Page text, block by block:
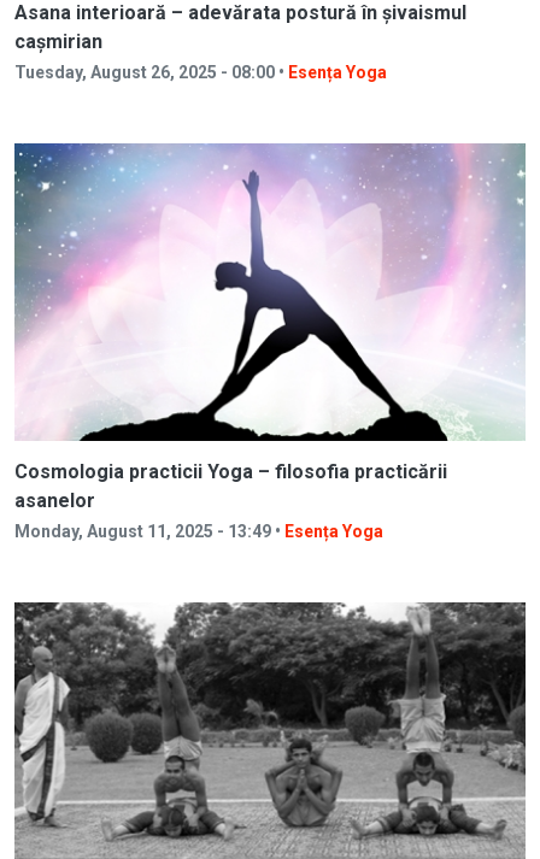
Asana interioară – adevărata postură în șivaismul
cașmirian
Tuesday, August 26, 2025 - 08:00 • Esența Yoga
Cosmologia practicii Yoga – filosofia practicării
asanelor
Monday, August 11, 2025 - 13:49 • Esența Yoga